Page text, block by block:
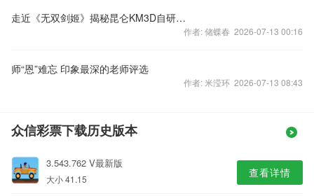
走近《无双剑姬》揭秘昆仑KM3D自研引擎
作者: 储蝶春 2026-07-13 00:16
师“恩”难忘 印象最深的老师评选
作者: 米滢环 2026-07-13 08:43
众信彩票下载历史版本
3.543.762 V最新版
大小 41.15 查看详情